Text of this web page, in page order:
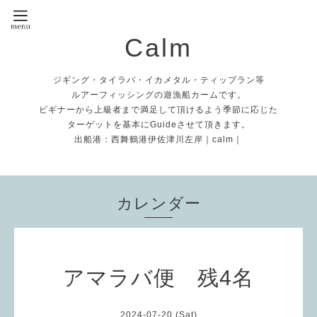
Calm
ジギング・タイラバ・イカメタル・ティップラン等
ルアーフィッシングの遊漁船カームです。
ビギナーから上級者まで満足して頂けるよう季節に応じた
ターゲットを基本にGuideさせて頂きます。
出船港：西舞鶴港伊佐津川左岸｜calm｜
カレンダー
アマラバ便 残4名
2024-07-20 (Sat)